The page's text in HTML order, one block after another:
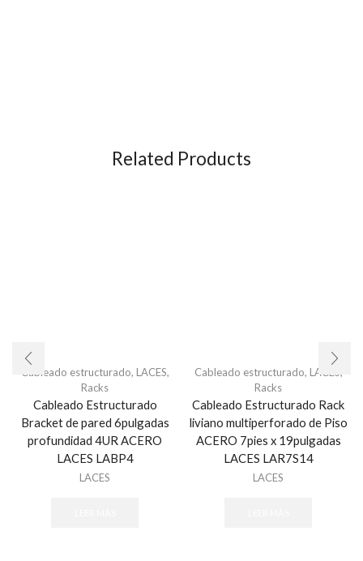
Related Products
Cableado estructurado, LACES,
Racks
Cableado Estructurado
Bracket de pared 6pulgadas
profundidad 4UR ACERO
LACES LABP4
LACES
Cableado estructurado, LACES,
Racks
Cableado Estructurado Rack
liviano multiperforado de Piso
ACERO 7pies x 19pulgadas
LACES LAR7S14
LACES